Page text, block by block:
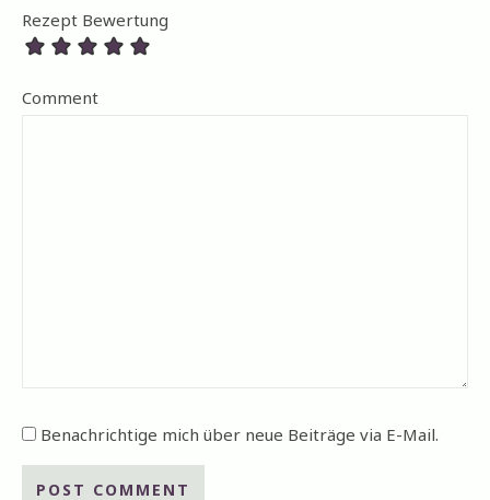
Rezept Bewertung
Comment
Benachrichtige mich über neue Beiträge via E-Mail.